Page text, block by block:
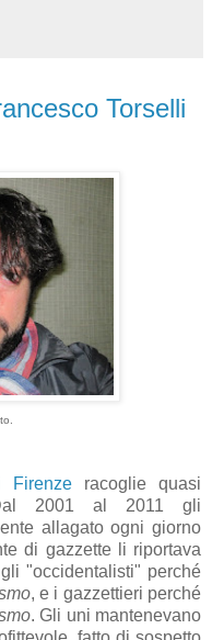
Torselli
Firenze racoglie quasi
2001 al 2011 gli
allagato ogni giorno
di gazzette li riportava
"occidentalisti" perché
, e i gazzettieri perché
. Gli uni mantenevano